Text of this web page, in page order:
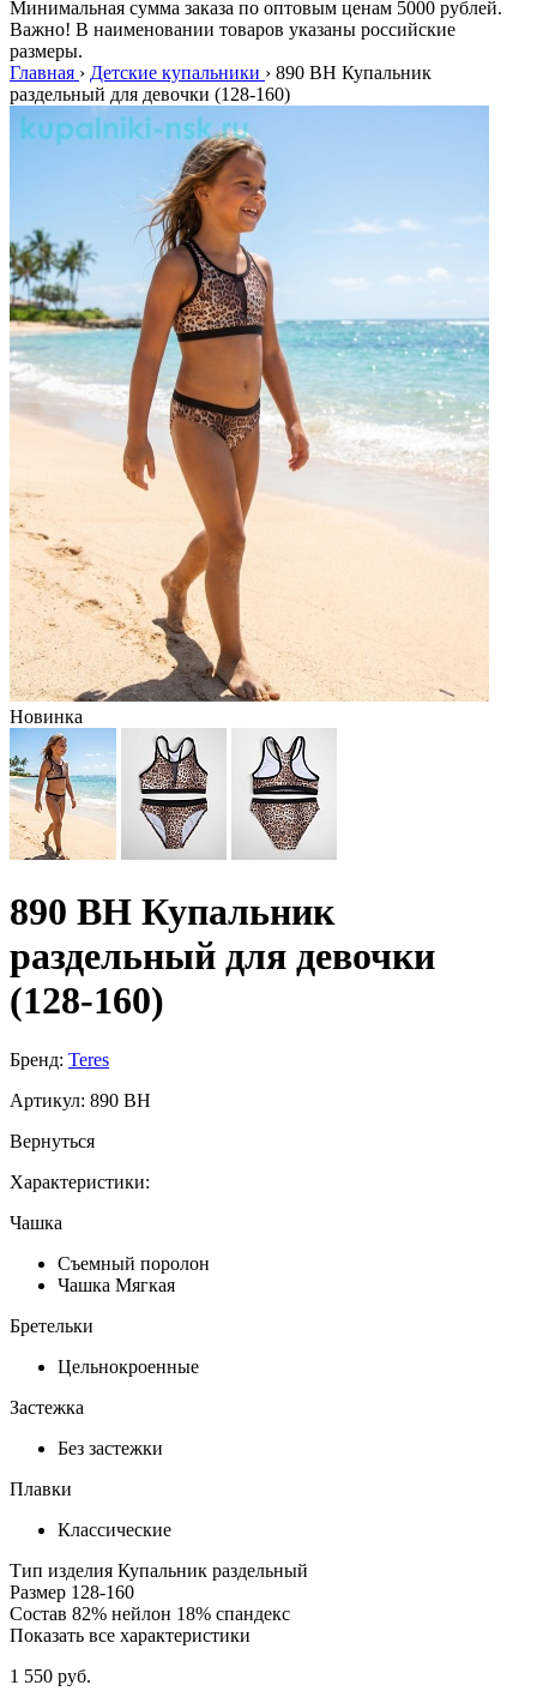
Минимальная сумма заказа по оптовым ценам 5000 рублей.
Важно! В наименовании товаров указаны российские
размеры.
Главная › Детские купальники › 890 BH Купальник
раздельный для девочки (128-160)
Новинка
890 BH Купальник
раздельный для девочки
(128-160)
Бренд: Teres
Артикул: 890 BH
Вернуться
Характеристики:
Чашка
Съемный поролон
Чашка Мягкая
Бретельки
Цельнокроенные
Застежка
Без застежки
Плавки
Классические
Тип изделия Купальник раздельный
Размер 128-160
Состав 82% нейлон 18% спандекс
Показать все характеристики
1 550 руб.